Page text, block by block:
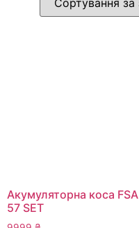
Акумуляторна коса FSA
57 SET